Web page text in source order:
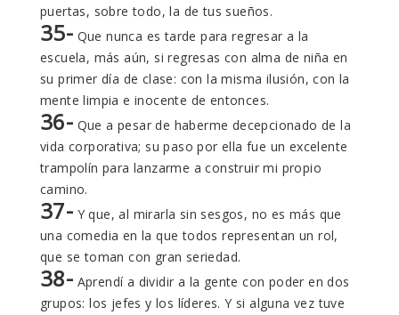
puertas, sobre todo, la de tus sueños.
35- Que nunca es tarde para regresar a la
escuela, más aún, si regresas con alma de niña en
su primer día de clase: con la misma ilusión, con la
mente limpia e inocente de entonces.
36- Que a pesar de haberme decepcionado de la
vida corporativa; su paso por ella fue un excelente
trampolín para lanzarme a construir mi propio
camino.
37- Y que, al mirarla sin sesgos, no es más que
una comedia en la que todos representan un rol,
que se toman con gran seriedad.
38- Aprendí a dividir a la gente con poder en dos
grupos: los jefes y los líderes. Y si alguna vez tuve